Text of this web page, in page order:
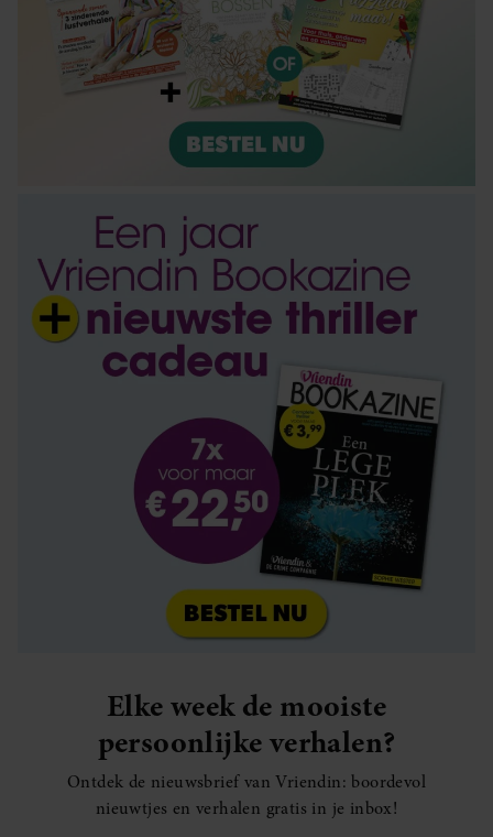
gebruiken.
Elke week de mooiste
persoonlijke verhalen?
Ontdek de nieuwsbrief van Vriendin: boordevol
nieuwtjes en verhalen gratis in je inbox!